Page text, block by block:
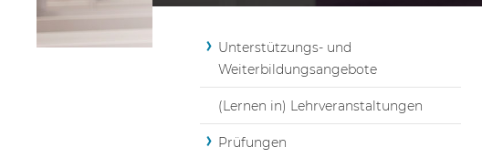
Unterstützungs- und
Weiterbildungsangebote
(Lernen in) Lehrveranstaltungen
Prüfungen